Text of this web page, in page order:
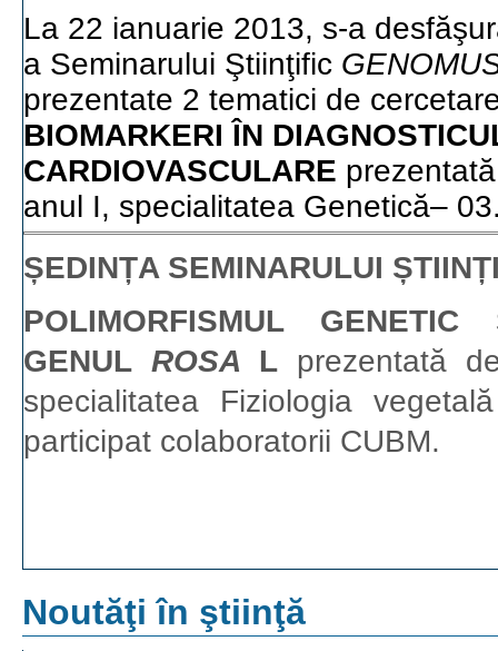
La 22 ianuarie 2013, s-a
a Seminarului Ştiinţific
prezentate 2 tematici de
BIOMARKERI ÎN
CARDIOVASCULARE
anul I, specialitatea Genetică–
ȘEDINȚA SEMINARULUI
POLIMORFISMUL
GENUL ROSA L prezentată
specialitatea Fiziologia
participat colaboratorii CUBM.
Noutăţi în ştiinţă